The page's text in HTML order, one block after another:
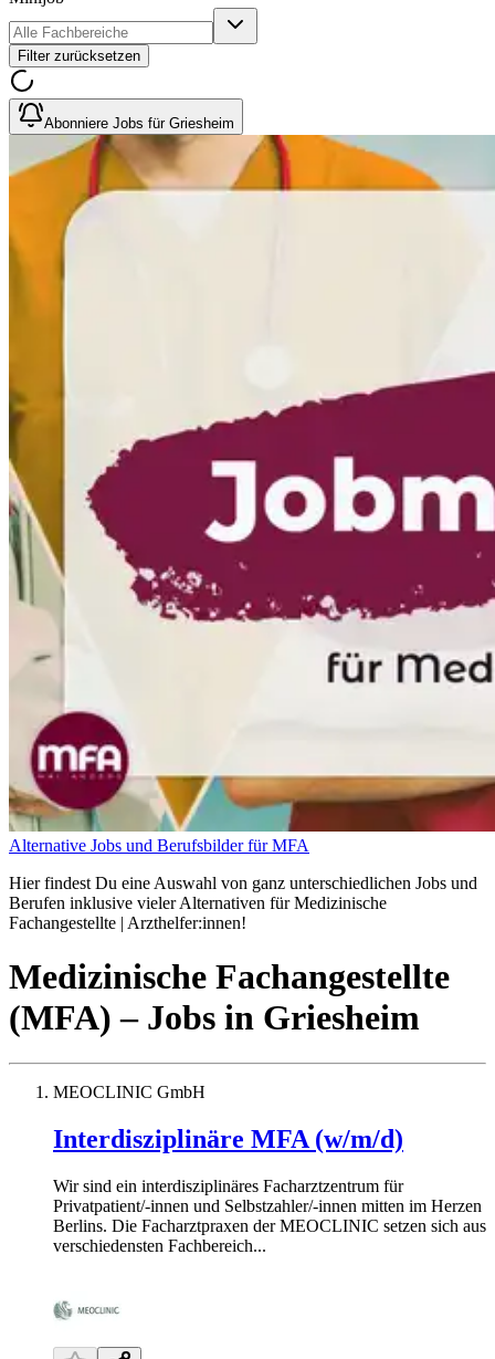
Filter zurücksetzen
Abonniere Jobs für Griesheim
Alternative Jobs und Berufsbilder für MFA
Hier findest Du eine Auswahl von ganz unterschiedlichen Jobs und
Berufen inklusive vieler Alternativen für Medizinische
Fachangestellte | Arzthelfer:innen!
Medizinische Fachangestellte
(MFA) – Jobs in Griesheim
MEOCLINIC GmbH
Interdisziplinäre MFA (w/m/d)
Wir sind ein interdisziplinäres Facharztzentrum für
Privatpatient/-innen und Selbstzahler/-innen mitten im Herzen
Berlins. Die Facharztpraxen der MEOCLINIC setzen sich aus
verschiedensten Fachbereich...